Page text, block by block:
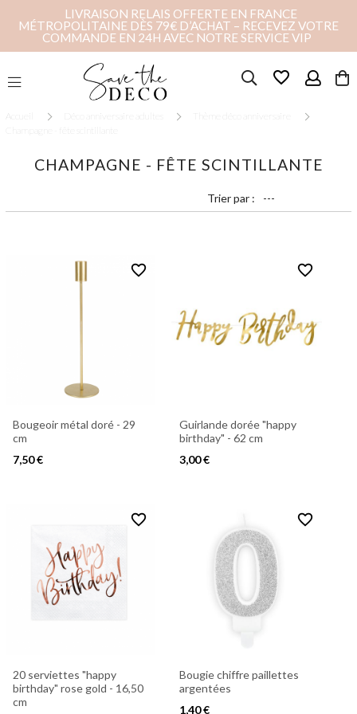
LIVRAISON RELAIS OFFERTE EN FRANCE
MÉTROPOLITAINE DÈS 79€ D’ACHAT – RECEVEZ VOTRE
COMMANDE EN 24H AVEC NOTRE SERVICE VIP
favorite_border
Accueil Déco anniversaire adultes
Thème déco anniversaire
Champagne - fête scintillante
CHAMPAGNE - FÊTE SCINTILLANTE
Trier par :
favorite_border
Bougeoir métal doré - 29
cm
7,50 €
favorite_border
Guirlande dorée "happy
birthday" - 62 cm
3,00 €
favorite_border
20 serviettes "happy
birthday" rose gold - 16,50
cm
favorite_border
Bougie chiffre paillettes
argentées
1,40 €